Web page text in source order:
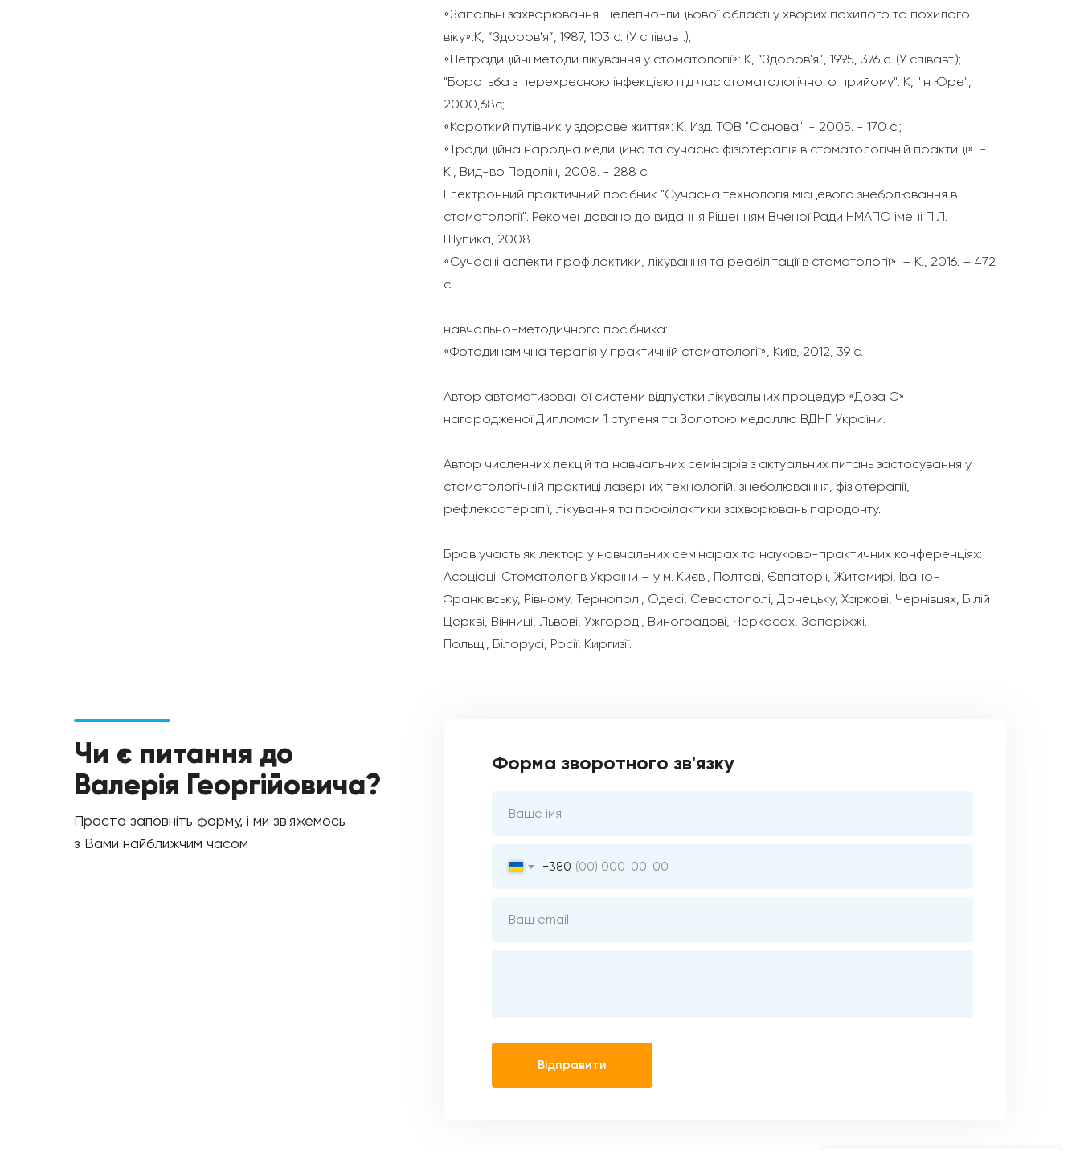
«Запальні захворювання щелепно-лицьової області у хворих похилого та похилого
віку»:К, “Здоров'я”, 1987, 103 с. (У співавт.);
«Нетрадиційні методи лікування у стоматології»: К, “Здоров'я”, 1995, 376 с. (У співавт.);
"Боротьба з перехресною інфекцією під час стоматологічного прийому": К, "Ін Юре",
2000,68с;
«Короткий путівник у здорове життя»: К, Изд. ТОВ "Основа". - 2005. - 170 с.;
«Традиційна народна медицина та сучасна фізіотерапія в стоматологічній практиці». -
К., Вид-во Подолін, 2008. - 288 с.
Електронний практичний посібник "Сучасна технологія місцевого знеболювання в
стоматології". Рекомендовано до видання Рішенням Вченої Ради НМАПО імені П.Л.
Шупика, 2008.
«Сучасні аспекти профілактики, лікування та реабілітації в стоматології». – К., 2016. – 472
с.
навчально-методичного посібника:
«Фотодинамічна терапія у практичній стоматології», Київ, 2012, 39 с.
Автор автоматизованої системи відпустки лікувальних процедур «Доза С»
нагородженої Дипломом 1 ступеня та Золотою медаллю ВДНГ України.
Автор численних лекцій та навчальних семінарів з актуальних питань застосування у
стоматологічній практиці лазерних технологій, знеболювання, фізіотерапії,
рефлексотерапії, лікування та профілактики захворювань пародонту.
Брав участь як лектор у навчальних семінарах та науково-практичних конференціях:
Асоціації Стоматологів України – у м. Києві, Полтаві, Євпаторії, Житомирі, Івано-
Франківську, Рівному, Тернополі, Одесі, Севастополі, Донецьку, Харкові, Чернівцях, Білій
Церкві, Вінниці, Львові, Ужгороді, Виноградові, Черкасах, Запоріжжі.
Польщі, Білорусі, Росії, Киргизії.
Чи є питання до
Валерія Георгійовича?
Форма зворотного зв'язку
+380
Відправити
Просто заповніть форму, і ми зв'яжемось
з Вами найближчим часом